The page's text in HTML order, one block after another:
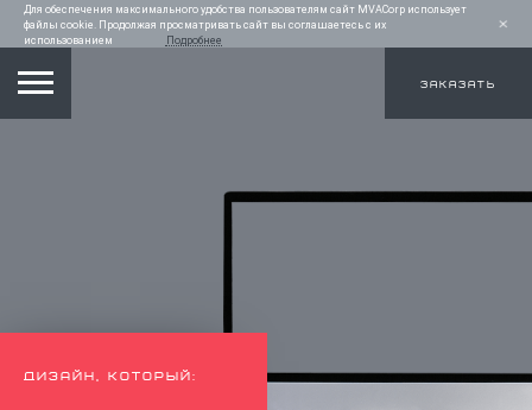
Для обеспечения максимального удобства пользователям сайт MVACorp использует
файлы cookie. Продолжая просматривать сайт вы соглашаетесь с их
использованием
Подробнее
ЗАКАЗАТЬ
ДИЗАЙН, КОТОРЫЙ: